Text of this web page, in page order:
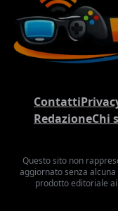
Contatti
RedazioneChi
Questo sito non
aggiornato senza
prodotto editoriale